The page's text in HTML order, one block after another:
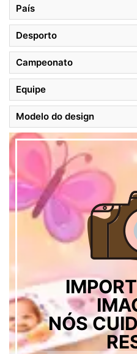
País
Desporto
Campeonato
Equipe
Modelo do design
NÓS